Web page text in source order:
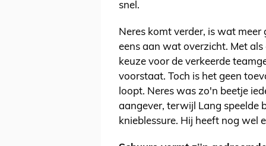
snel.
Neres komt verder, is wat
eens aan wat overzicht. Met
keuze voor de verkeerde
voorstaat. Toch is het geen
loopt. Neres was zo'n beetje
aangever, terwijl Lang speelde
knieblessure. Hij heeft nog wel